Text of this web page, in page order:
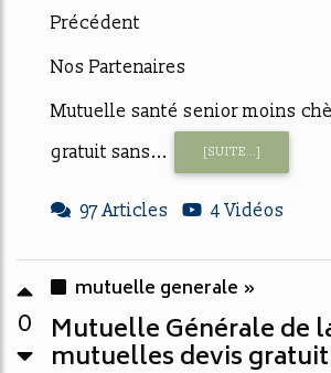
Précédent
Nos Partenaires
Mutuelle santé senior moins
gratuit sans...
[SUITE...]
97 Articles 4 Vidéos
0
mutuelle generale »
Mutuelle Générale de
mutuelles devis gratuit